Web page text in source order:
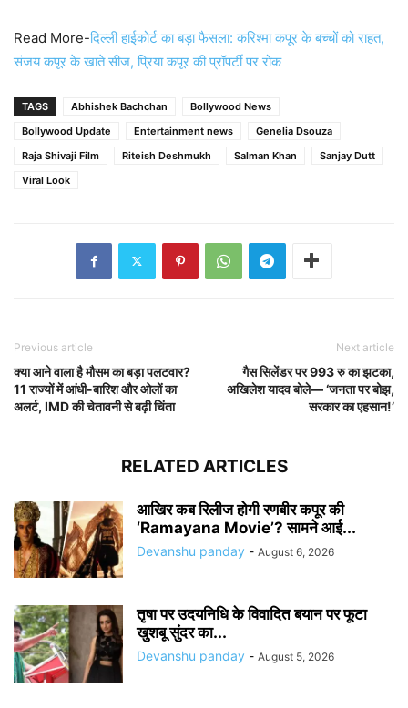
Read More-दिल्ली हाईकोर्ट का बड़ा फैसला: करिश्मा कपूर के बच्चों को राहत,
संजय कपूर के खाते सीज, प्रिया कपूर की प्रॉपर्टी पर रोक
TAGS Abhishek Bachchan
Bollywood News
Bollywood Update
Entertainment news
Genelia Dsouza
Raja Shivaji Film
Riteish Deshmukh Salman Khan
Sanjay Dutt
Viral Look
Previous article
क्या आने वाला है मौसम का बड़ा पलटवार?
11 राज्यों में आंधी-बारिश और ओलों का
अलर्ट, IMD की चेतावनी से बढ़ी चिंता
Next article
गैस सिलेंडर पर 993 रु का झटका,
अखिलेश यादव बोले— ‘जनता पर बोझ,
सरकार का एहसान!’
RELATED ARTICLES
आखिर कब रिलीज होगी रणबीर कपूर की
‘Ramayana Movie’? सामने आई...
Devanshu panday - August 6, 2026
तृषा पर उदयनिधि के विवादित बयान पर फूटा
खुशबू सुंदर का...
Devanshu panday - August 5, 2026